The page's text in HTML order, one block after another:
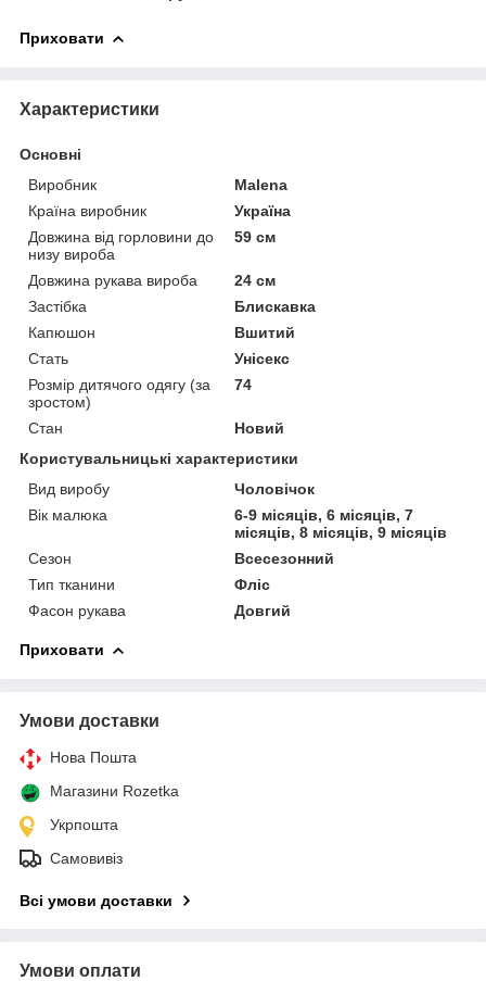
Приховати
Характеристики
Основні
Виробник
Malena
Країна виробник
Україна
Довжина від горловини до
низу вироба
59 см
Довжина рукава вироба
24 см
Застібка
Блискавка
Капюшон
Вшитий
Стать
Унісекс
Розмір дитячого одягу (за
зростом)
74
Стан
Новий
Користувальницькі характеристики
Вид виробу
Чоловічок
Вік малюка
6-9 місяців, 6 місяців, 7
місяців, 8 місяців, 9 місяців
Сезон
Всесезонний
Тип тканини
Фліс
Фасон рукава
Довгий
Приховати
Умови доставки
Нова Пошта
Магазини Rozetka
Укрпошта
Самовивіз
Всі умови доставки
Умови оплати